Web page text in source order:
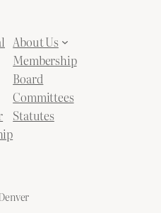
About Us
Membership
Board
Committees
Statutes